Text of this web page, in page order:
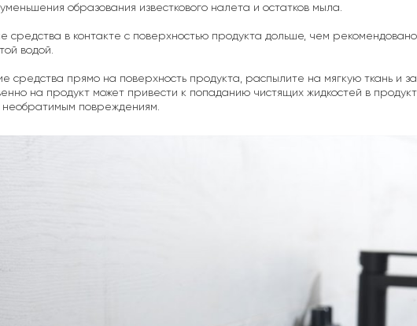
образования известкового налета и остатков мыла.
средства в контакте с поверхностью продукта дольше, чем
водой.
средства прямо на поверхность продукта, распылите на мягкую ткань и
на продукт может привести к попаданию чистящих жидкостей в
необратимым повреждениям.